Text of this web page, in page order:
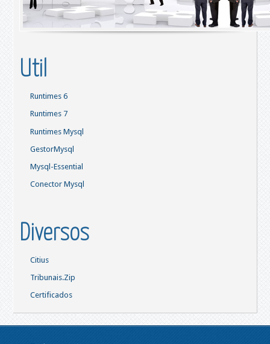
Util
Runtimes 6
Runtimes 7
Runtimes Mysql
GestorMysql
Mysql-Essential
Conector Mysql
Diversos
Citius
Tribunais.Zip
Certificados